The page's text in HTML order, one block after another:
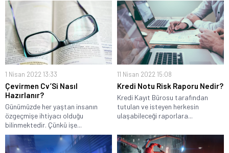
1 Nisan 2022 13:33
Çevirmen Cv’Si Nasıl
Hazırlanır?
Günümüzde her yaştan insanın
özgeçmişe ihtiyacı olduğu
bilinmektedir. Çünkü işe...
11 Nisan 2022 15:08
Kredi Notu Risk Raporu Nedir?
Kredi Kayıt Bürosu tarafından
tutulan ve isteyen herkesin
ulaşabileceği raporlara...